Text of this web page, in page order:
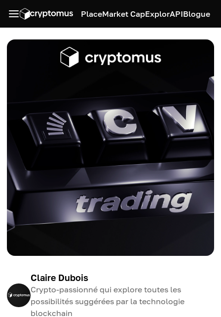
PlaceMarket CapExplorAPIBlogue
Claire Dubois
Crypto-passionné qui explore toutes les
possibilités suggérées par la technologie
blockchain